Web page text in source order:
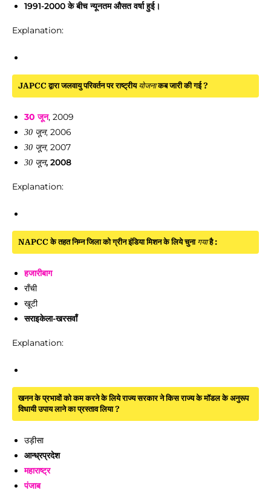
1991-2000 के बीच न्यूनतम औसत वर्षा हुई।
Explanation:
JAPCC द्वारा जलवायु परिवर्तन पर राष्ट्रीय योजनाकब जारी की गई ?
30 जून, 2009
30 जून, 2006
30 जून, 2007
30 जून, 2008
Explanation:
NAPCC के तहत निम्न जिला को ग्रीन इंडिया मिशन के लिये चुना गयाहै :
हजारीबाग
राँची
खूटी
सराइकेला-खरसवाँ
Explanation:
खनन के प्रभावों को कम करने के लिये राज्य सरकार ने किस राज्य के मॉडल के अनुरूप
विधायी उपाय लाने का प्रस्ताव लिया ?
उड़ीसा
आन्ध्रप्रदेश
महाराष्ट्र
पंजाब